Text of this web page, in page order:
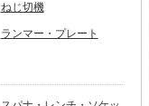
ねじ切機
ランマー・プレート